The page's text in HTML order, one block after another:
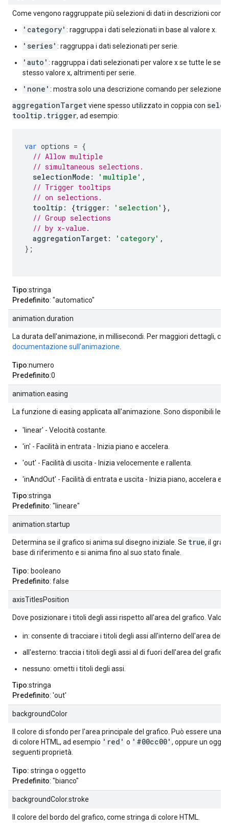
Come vengono raggruppate più selezioni di dati in descrizioni
'category' : raggruppa i dati selezionati in base al valore x.
'series' : raggruppa i dati selezionati per serie.
'auto' : raggruppa i dati selezionati per valore x se tutte le
stesso valore x, altrimenti per serie.
'none' : mostra solo una descrizione comando per selezione.
aggregationTargetviene spesso utilizzato in coppia con
tooltip.trigger, ad esempio:
var options = {
// Allow multiple
// simultaneous selections.
selectionMode : 'multiple' ,
// Trigger tooltips
// on selections.
tooltip : {trigger: 'selection' },
// Group selections
// by x-value.
aggregationTarget: 'category' ,
};
Tipo:stringa
Predefinito: "automatico"
animation.duration
La durata dell'animazione, in millisecondi. Per maggiori dettagli,
documentazione sull'animazione
Tipo:numero
Predefinito:0
animation.easing
La funzione di easing applicata all'animazione. Sono disponibili le
'linear' - Velocità costante.
'in' - Facilità in entrata - Inizia piano e accelera.
'out' - Facilità di uscita - Inizia velocemente e rallenta.
'inAndOut' - Facilità di entrata e uscita - Inizia piano, accelera e
Tipo:stringa
Predefinito: "lineare"
animation.startup
Determina se il grafico si anima sul disegno iniziale. Se true, il
base di riferimento e si anima fino al suo stato finale.
Tipo: booleano
Predefinito: false
axisTitlesPosition
Dove posizionare i titoli degli assi rispetto all'area del grafico. Valori
in: consente di tracciare i titoli degli assi all'interno dell'area del
all'esterno: traccia i titoli degli assi al di fuori dell'area del grafico.
nessuno: ometti i titoli degli assi.
Tipo:stringa
Predefinito: 'out'
backgroundColor
Il colore di sfondo per l'area principale del grafico. Può essere una
di colore HTML, ad esempio 'red' o '#00cc00' , oppure un
seguenti proprietà.
Tipo: stringa o oggetto
Predefinito: "bianco"
backgroundColor.stroke
Il colore del bordo del grafico, come stringa di colore HTML.